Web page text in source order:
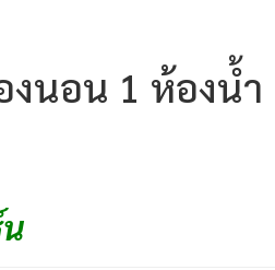
งนอน 1 ห้องน้ำ